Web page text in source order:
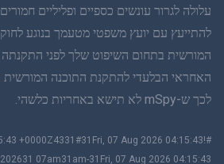
הינדי
עברית
רומנית
עלולה לגרור עונשים כספיים ופליליים
להתייעץ עם יועץ משפטי מטעמך בנוגע
המורשית בתחום השיפוט שלך לפני
האחראי הבלעדי להתקנת התוכנה המורשית
לכך ש-mSpy לא תישא באחריות כלשהי.
+0000Z4331#31Fri, 07 Aug 2026 04:15:43
07am31am-31Fri, 07 Aug 2026 04:15:43